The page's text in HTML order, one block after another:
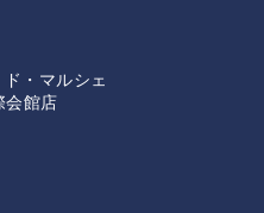
・マルシェ
会館店